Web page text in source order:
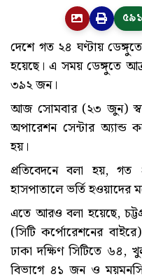
৫৯১
দেশে গত ২৪ ঘণ্টায়
হয়েছে। এ সময় ডেঙ্গুতে
৩৯২ জন।
আজ সোমবার (২৩ জুন)
অপারেশন সেন্টার
হয়।
প্রতিবেদনে বলা হয়, গত
হাসপাতালে ভর্তি হওয়াদের
এতে আরও বলা হয়েছে,
(সিটি কর্পোরেশনের
ঢাকা দক্ষিণ সিটিতে ৬৪,
বিভাগে ৪১ জন ও